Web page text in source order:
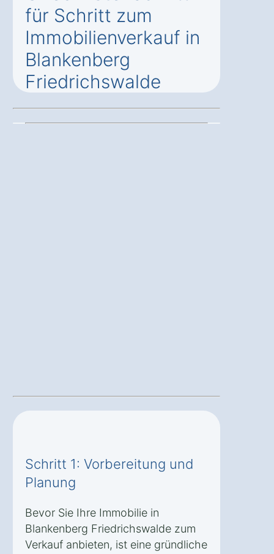
für Schritt zum
Immobilienverkauf in
Blankenberg
Friedrichswalde
Schritt 1: Vorbereitung und
Planung
Bevor Sie Ihre Immobilie in
Blankenberg Friedrichswalde zum
Verkauf anbieten, ist eine gründliche